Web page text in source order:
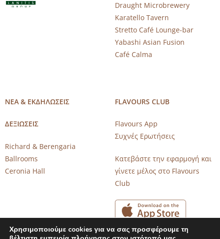
Draught Microbrewery
Karatello Tavern
Stretto Café Lounge-bar
Yabashi Asian Fusion
Café Calma
ΝΕΑ & ΕΚΔΗΛΩΣΕΙΣ
ΔΕΞΙΩΣΕΙΣ
Richard & Berengaria
Ballrooms
Ceronia Hall
FLAVOURS CLUB
Flavours App
Συχνές Ερωτήσεις
Κατεβάστε την εφαρμογή και
γίνετε μέλος στο Flavours
Club
Χρησιμοποιούμε cookies για να σας προσφέρουμε τη